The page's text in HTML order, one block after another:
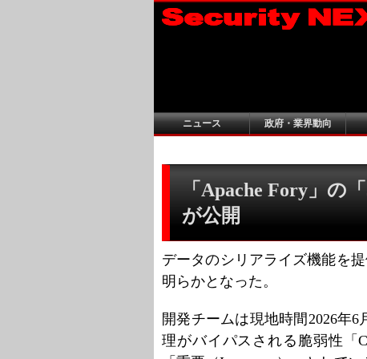
ニュース 政府・業界動向
「Apache Fory」の
が公開
データのシリアライズ機能を
明らかとなった。
開発チームは現地時間2026年6
理がバイパスされる脆弱性「